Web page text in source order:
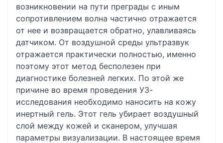
возникновении на пути преграды с иным
сопротивлением волна частично отражается
от нее и возвращается обратно, улавливаясь
датчиком. От воздушной среды ультразвук
отражается практически полностью, именно
поэтому этот метод бесполезен при
диагностике болезней легких. По этой же
причине во время проведения УЗ-
исследования необходимо наносить на кожу
инертный гель. Этот гель убирает воздушный
слой между кожей и сканером, улучшая
параметры визуализации. В настоящее время